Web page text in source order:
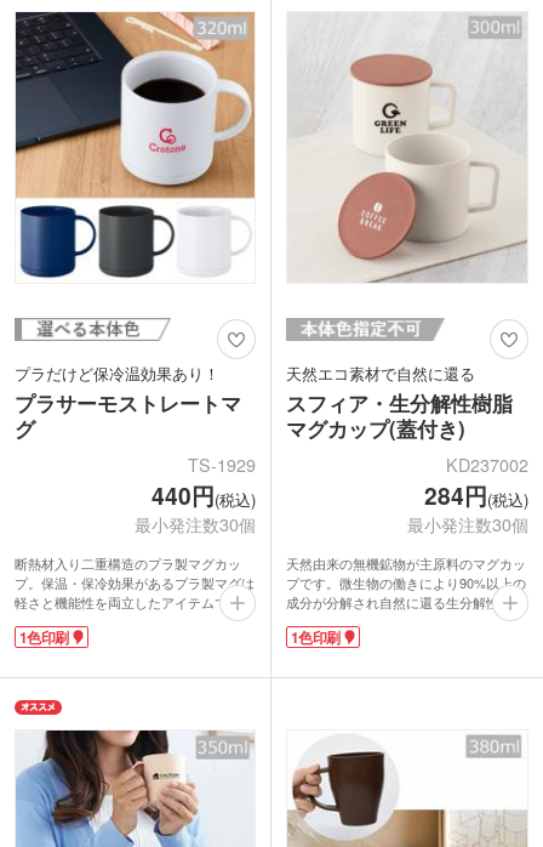
名入れは1色・2色印刷で可愛くワンポイ
ントを入れたり、回転シルク印刷でぐる
っと大きく印刷したり、豊富な印刷方法
から選べます。お気に入りのデザインを
印刷してオリジナルマグカップを作成で
で大活躍。落としても割れにくく、取っ
手付なので、小さいお子さんや高齢の方
の普段使いにも向いています。回転シル
ク印刷で大きくショップのロゴを入れ
て、開店記念などにいかがですか?
プラだけど保冷温効果あり！
プラサーモストレートマ
グ
TS-1929
440円(税込)
最小発注数30個
断熱材入り二重構造のプラ製マグカッ
プ。保温・保冷効果があるプラ製マグは
軽さと機能性を両立したアイテムです。
底にはすべり止め付き。卓上で滑りにく
く、置いた時にコップの音が響かないの
し多めの320mlサイズ。コップフチ回り
はカーブをかけることで、口当たりのよ
い飲み口になっています。
オリジナル印刷が映えるストレート型の
シンプルな形状。ワンポイントからぐる
っと大きめに印刷できる回転シルク印刷
をお選びいただけます。
1色印刷
天然エコ素材で自然に還る
スフィア・生分解性樹脂
マグカップ(蓋付き)
KD237002
284円(税込)
最小発注数30個
天然由来の無機鉱物が主原料のマグカッ
プです。微生物の働きにより90%以上の
成分が分解され自然に還る生分解性樹脂
を使用。プラスチック削減にも繋がる環
境に優しいエコグッズです。ほこりの侵
らっとした表面の質感と、温もりを感じ
蓋か本体・もしくは両方に1色ワンポイ
ント印刷が可能です。大きく印刷したい
場合は回転シルクがおすすめ。名入れが
目立つシンプルなオリジナルマグが作れ
ます。キャンペーンやオープン記念に喜
んでもらえる商品です。
1色印刷